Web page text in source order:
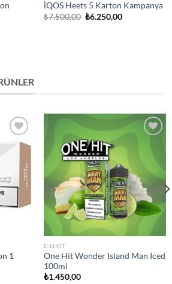
İQOS Heets 5 Karton Kampanya
₺7.500,00 Orijinal
₺6.250,00Şu
Add to
1
wishlist
E-LIKIT
One Hit Wonder Island Man Iced
100ml
₺1.450,00